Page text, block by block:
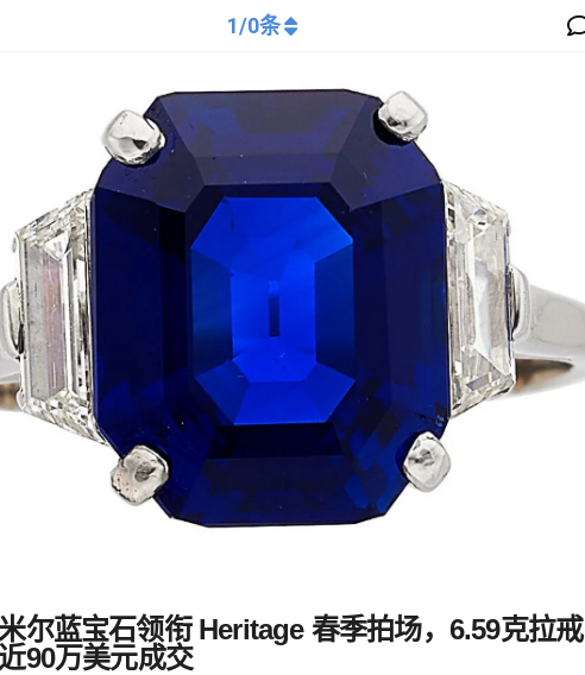
尔蓝宝石领衔 Heritage 春季拍场，6.59克拉戒
90万美元成交
1/0条